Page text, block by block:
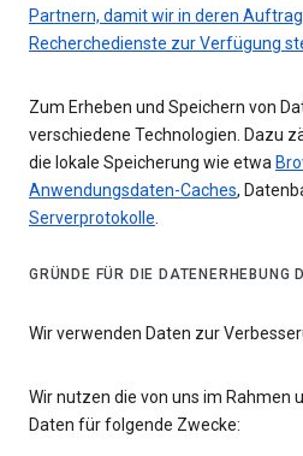
Partnern, damit wir in deren
Recherchedienste zur Verfügung
Zum Erheben und Speichern von
verschiedene Technologien. Dazu
die lokale Speicherung wie etwa
Anwendungsdaten-Caches,
Serverprotokolle.
GRÜNDE FÜR DIE DATENERHEBUNG
Wir verwenden Daten zur
Wir nutzen die von uns im Rahmen
Daten für folgende Zwecke: